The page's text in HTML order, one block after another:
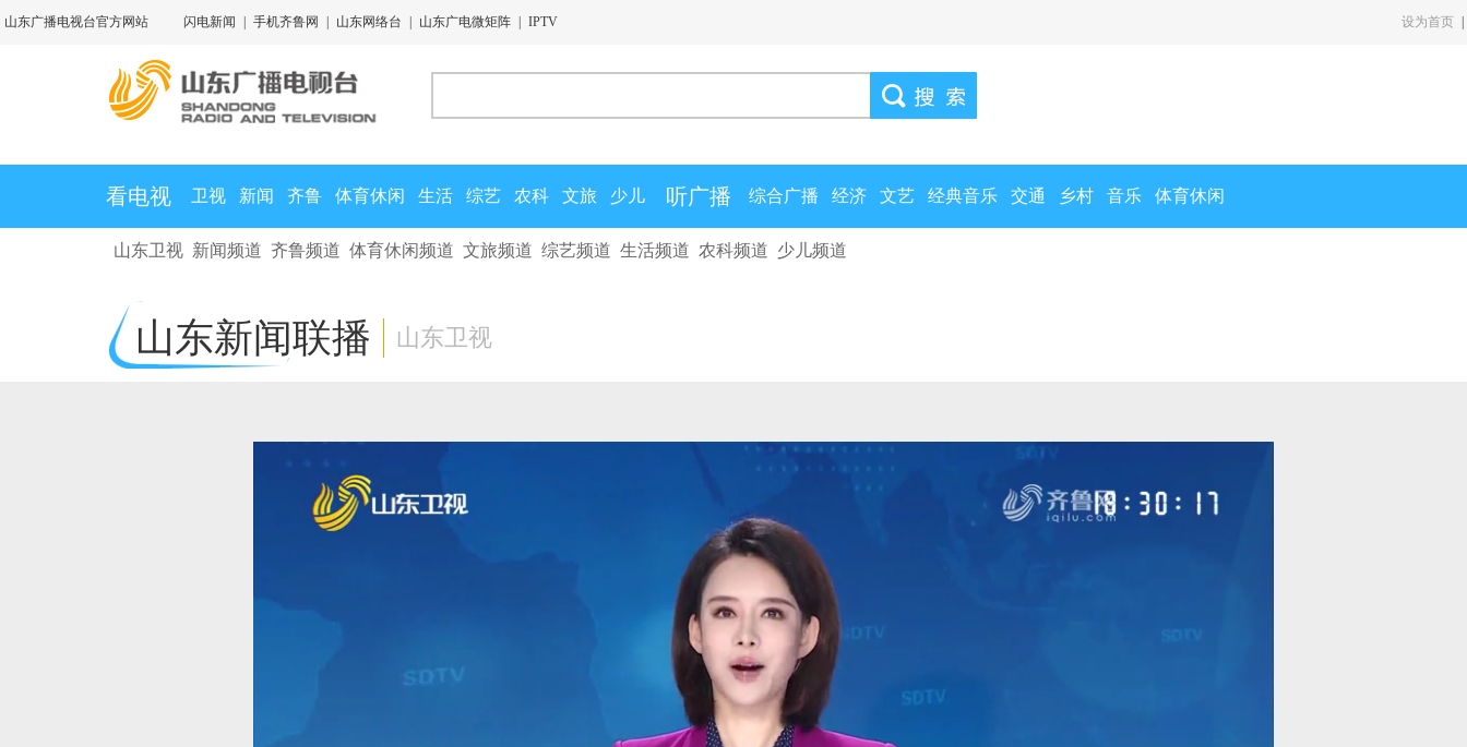
山东广播电视台官方网站 闪电新闻 手机齐鲁网 山东网络台 山东广电微矩阵 IPTV 设为首页
看电视 卫视 新闻 齐鲁 体育休闲 生活 综艺 农科 文旅 少儿 听广播 综合广播 经济 文艺 经典音乐 交通 乡村 音乐 体育休闲
山东卫视 新闻频道 齐鲁频道 体育休闲频道 文旅频道 综艺频道 生活频道 农科频道 少儿频道
山东新闻联播 山东卫视